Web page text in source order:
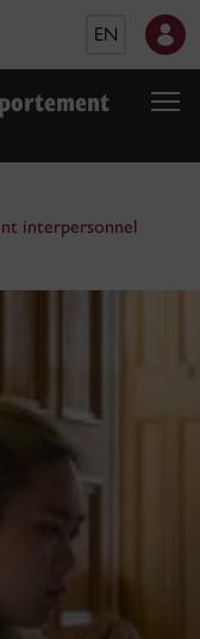
EN
interpersonnel